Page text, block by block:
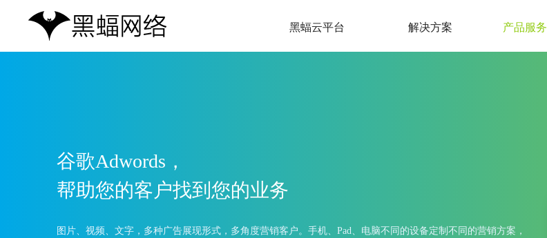
黑蝠云平台 解决方案 产品服务
谷歌Adwords，
帮助您的客户找到您的业务
图片、视频、文字，多种广告展现形式，多角度营销客户。手机、Pad、电脑不同的设备定制不同的营销方案，